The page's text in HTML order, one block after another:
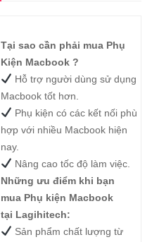
Tại sao cần phải mua Phụ
Kiện Macbook ?
Hỗ trợ người dùng sử dụng
Macbook tốt hơn.
Phụ kiện có các kết nối phù
hợp với nhiều Macbook hiện
nay.
Nâng cao tốc độ làm việc.
Những ưu điểm khi bạn
mua Phụ kiện Macbook
tại Lagihitech:
Sản phẩm chất lượng từ